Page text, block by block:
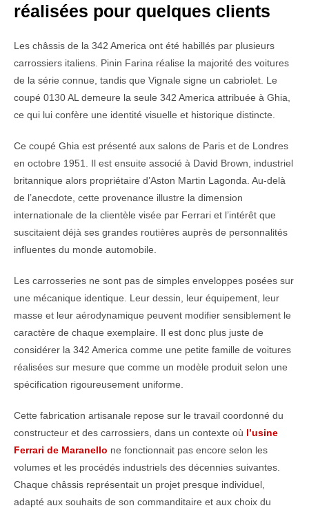
réalisées pour quelques clients
Les châssis de la 342 America ont été habillés par plusieurs
carrossiers italiens. Pinin Farina réalise la majorité des voitures
de la série connue, tandis que Vignale signe un cabriolet. Le
coupé 0130 AL demeure la seule 342 America attribuée à Ghia,
ce qui lui confère une identité visuelle et historique distincte.
Ce coupé Ghia est présenté aux salons de Paris et de Londres
en octobre 1951. Il est ensuite associé à David Brown, industriel
britannique alors propriétaire d’Aston Martin Lagonda. Au-delà
de l’anecdote, cette provenance illustre la dimension
internationale de la clientèle visée par Ferrari et l’intérêt que
suscitaient déjà ses grandes routières auprès de personnalités
influentes du monde automobile.
Les carrosseries ne sont pas de simples enveloppes posées sur
une mécanique identique. Leur dessin, leur équipement, leur
masse et leur aérodynamique peuvent modifier sensiblement le
caractère de chaque exemplaire. Il est donc plus juste de
considérer la 342 America comme une petite famille de voitures
réalisées sur mesure que comme un modèle produit selon une
spécification rigoureusement uniforme.
Cette fabrication artisanale repose sur le travail coordonné du
constructeur et des carrossiers, dans un contexte où l’usine
Ferrari de Maranello ne fonctionnait pas encore selon les
volumes et les procédés industriels des décennies suivantes.
Chaque châssis représentait un projet presque individuel,
adapté aux souhaits de son commanditaire et aux choix du